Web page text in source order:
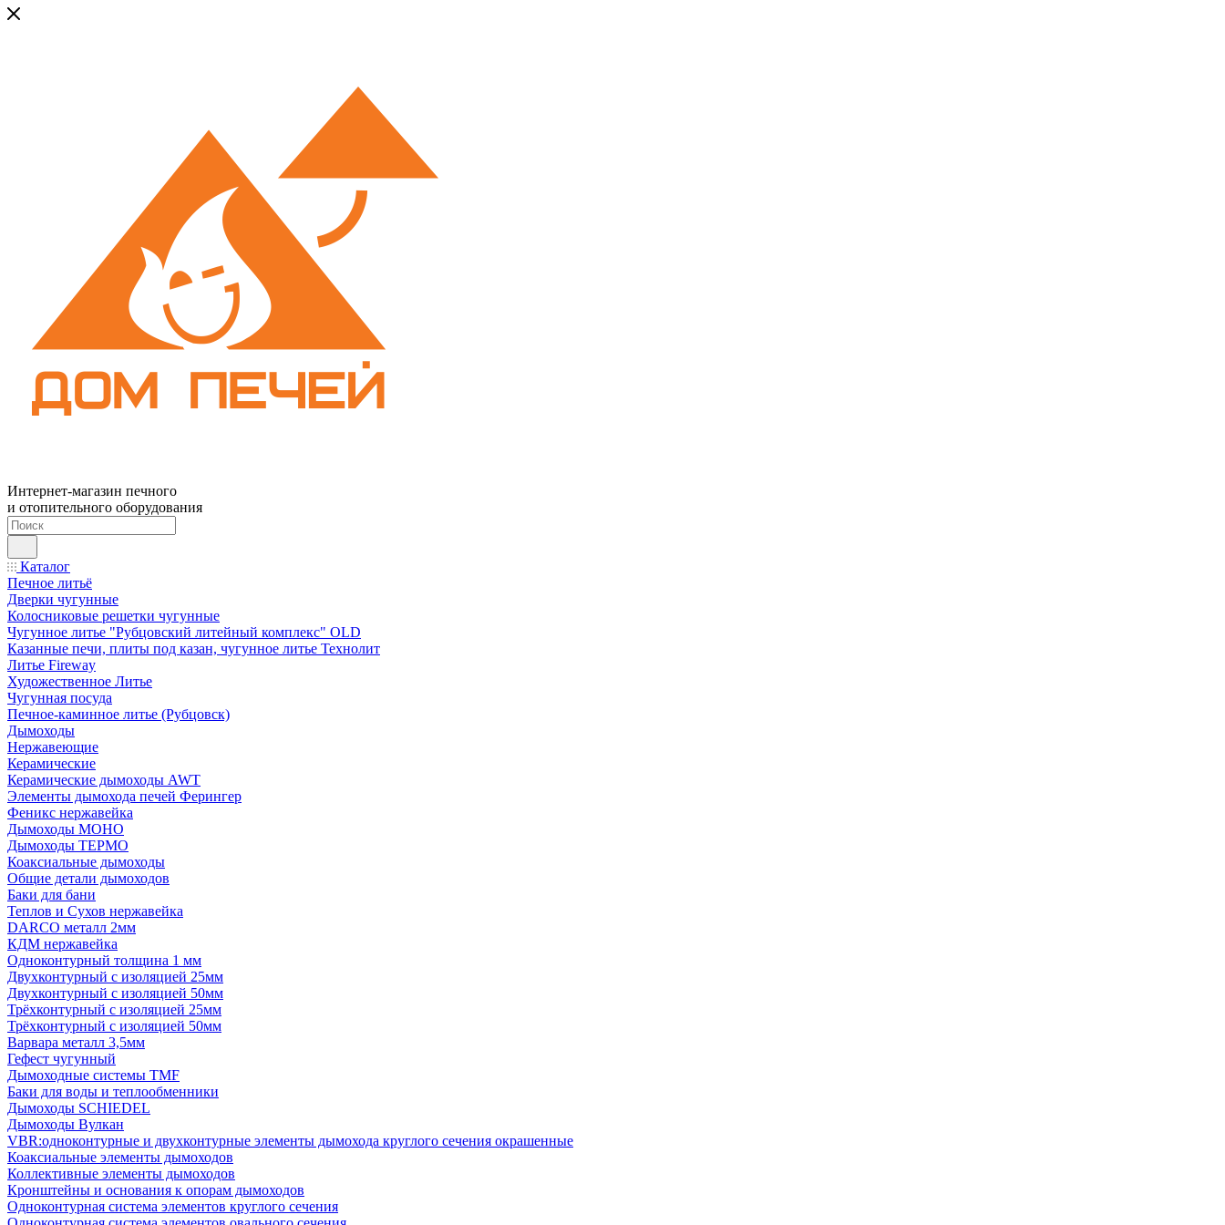
Интернет-магазин печного
и отопительного оборудования
Каталог
Печное литьё
Дверки чугунные
Колосниковые решетки чугунные
Чугунное литье "Рубцовский литейный комплекс" OLD
Казанные печи, плиты под казан, чугунное литье Технолит
Литье Fireway
Художественное Литье
Чугунная посуда
Печное-каминное литье (Рубцовск)
Дымоходы
Нержавеющие
Керамические
Керамические дымоходы AWT
Элементы дымохода печей Ферингер
Феникс нержавейка
Дымоходы МОНО
Дымоходы ТЕРМО
Коаксиальные дымоходы
Общие детали дымоходов
Баки для бани
Теплов и Сухов нержавейка
DARCO металл 2мм
КДМ нержавейка
Одноконтурный толщина 1 мм
Двухконтурный с изоляцией 25мм
Двухконтурный с изоляцией 50мм
Трёхконтурный с изоляцией 25мм
Трёхконтурный с изоляцией 50мм
Варвара металл 3,5мм
Гефест чугунный
Дымоходные системы TMF
Баки для воды и теплообменники
Дымоходы SCHIEDEL
Дымоходы Вулкан
VBR:одноконтурные и двухконтурные элементы дымохода круглого сечения окрашенные
Коаксиальные элементы дымоходов
Коллективные элементы дымоходов
Кронштейны и основания к опорам дымоходов
Одноконтурная система элементов круглого сечения